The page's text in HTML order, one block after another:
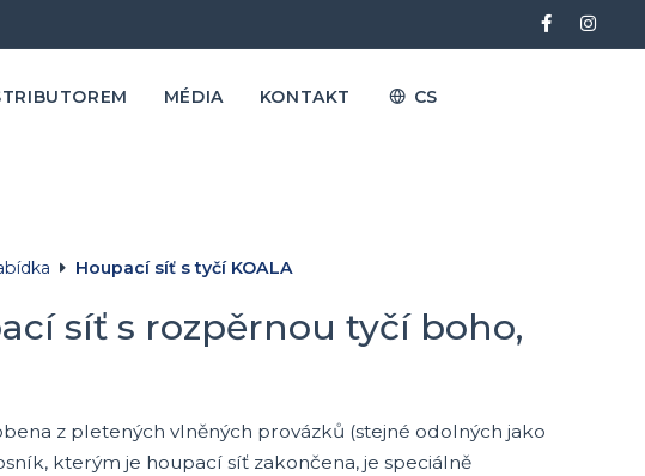
MÉDIA KONTAKT CS
Houpací síť s tyčí KOALA
síť s rozpěrnou tyčí boho,
z pletených vlněných provázků (stejné odolných jako
kterým je houpací síť zakončena, je speciálně